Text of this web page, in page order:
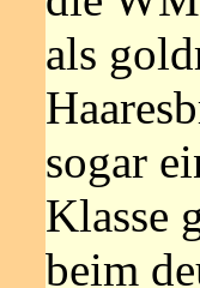
als
sogar
Klasse
beim